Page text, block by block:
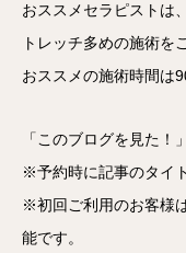
おススメセラピストは
トレッチ多めの施術を
おススメの施術時間は
「このブログを見た！
※予約時に記事のタイ
※初回ご利用のお客様
能です。